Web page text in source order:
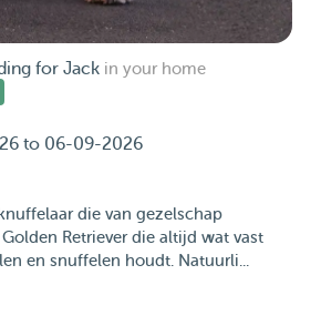
for Jack in your home
to 06-09-2026
die van gezelschap
Retriever die altijd wat vast
en snuffelen houdt. Natuurli...